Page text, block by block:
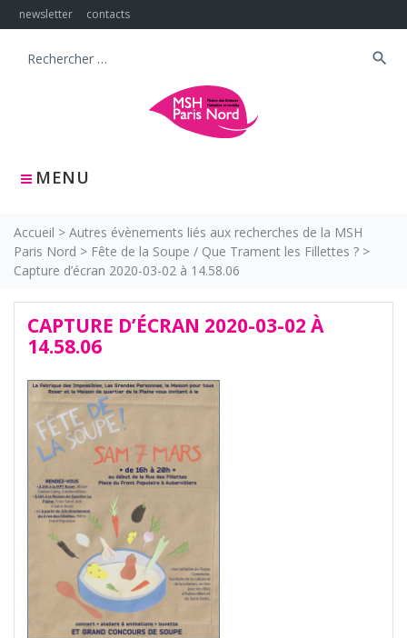
Skip
to
newsletter contacts
MENU
Search
search
Accueil > Autres évènements liés aux recherches de la MSH
Paris Nord > Fête de la Soupe / Que Trament les Fillettes ? >
Capture d’écran 2020-03-02 à 14.58.06
CAPTURE D’ÉCRAN 2020-03-02 À
14.58.06